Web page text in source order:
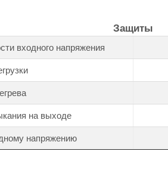
Защиты
входного напряжения
на выходе
напряжению